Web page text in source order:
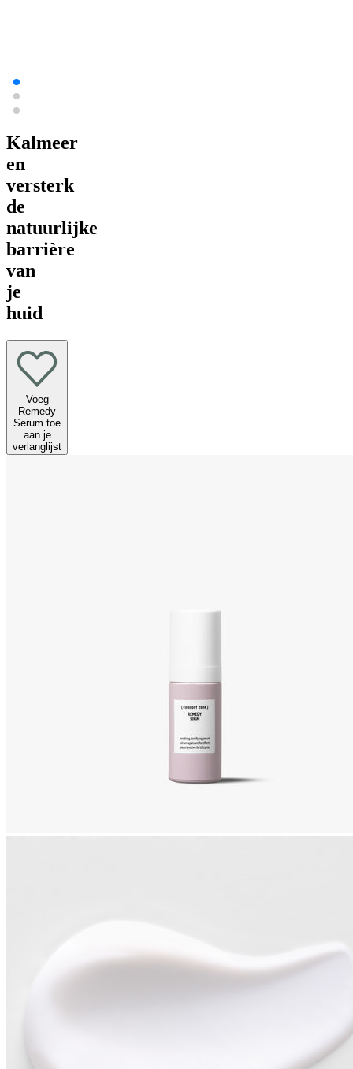
Kalmeer
en
versterk
de
natuurlijke
barrière
van
je
huid
Voeg
Remedy
Serum toe
aan je
verlanglijst